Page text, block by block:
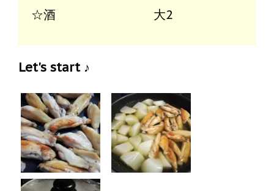
☆酒 大2
Let's start ♪